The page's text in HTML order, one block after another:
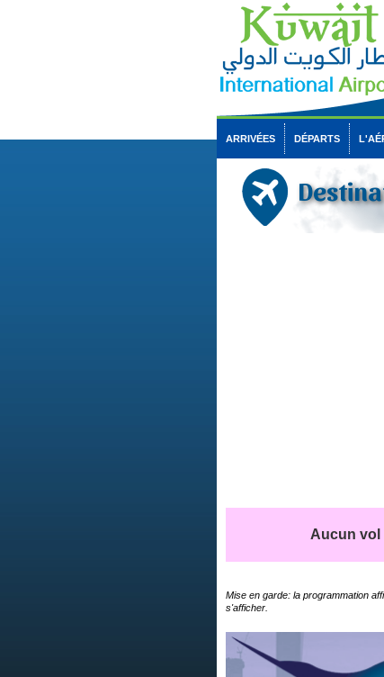
ARRIVÉES DÉPARTS
Aucun vol
Mise en garde: la programmation
s'afficher.